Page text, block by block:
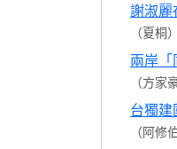
謝淑麗
（夏桐）
兩岸「
（方家
台獨
（阿修